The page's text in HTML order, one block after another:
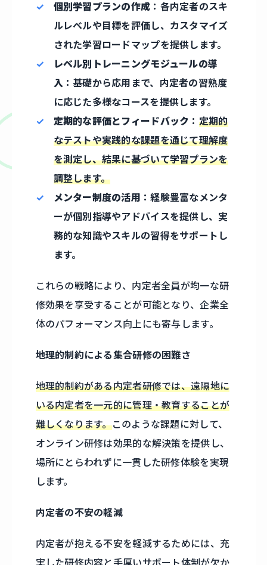
個別学習プランの作成 ：各内定者のスキ
ルレベルや目標を評価し、カスタマイズ
された学習ロードマップを提供します。
レベル別トレーニングモジュールの導
入：基礎から応用まで、内定者の習熟度
に応じた多様なコースを提供します。
定期的な評価とフィードバック ： 定期的
なテストや実践的な課題を通じて理解度
を測定し、結果に基づいて学習プランを
調整します。
メンター制度の活用 ：経験豊富なメンタ
ーが個別指導やアドバイスを提供し、実
務的な知識やスキルの習得をサポートし
ます。
これらの戦略により、内定者全員が均一な研
修効果を享受することが可能となり、企業全
体のパフォーマンス向上にも寄与します。
地理的制約による集合研修の困難さ
地理的制約がある内定者研修では、遠隔地に
いる内定者を一元的に管理・教育することが
難しくなります。このような課題に対して、
オンライン研修は効果的な解決策を提供し、
場所にとらわれずに一貫した研修体験を実現
します。
内定者の不安の軽減
内定者が抱える不安を軽減するためには、充